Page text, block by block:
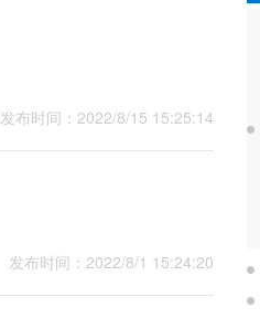
发布时间：2022/8/15 15:25:14
发布时间：2022/8/1 15:24:20